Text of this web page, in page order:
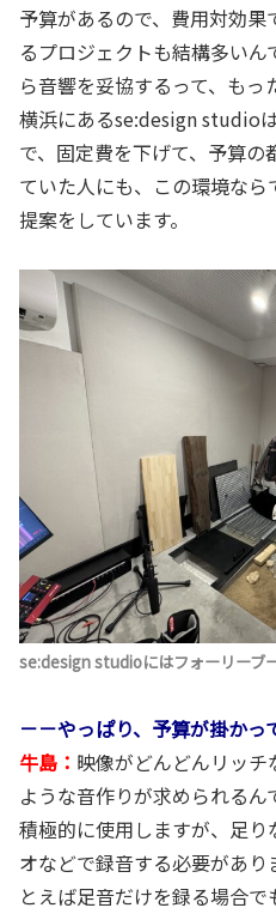
予算があるので、費用対効
るプロジェクトも結構多い
ら音響を妥協するって、もっ
横浜にあるse:design studio
で、固定費を下げて、予算
ていた人にも、この環境な
提案をしています。
se:design studioにはフォーリーブ
－－やっぱり、予算が掛かっ
牛島： 映像がどんどんリッ
ような音作りが求められる
積極的に使用しますが、足
オなどで録音する必要があ
とえば足音だけを録る場合